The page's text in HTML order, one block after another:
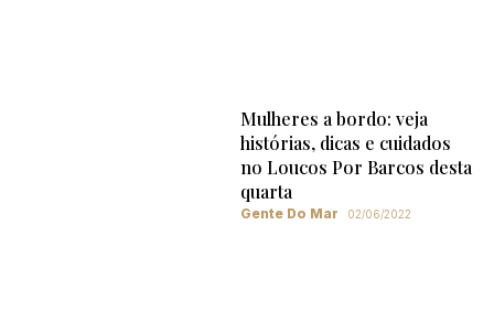
Mulheres a bordo: veja
histórias, dicas e cuidados
no Loucos Por Barcos desta
quarta
Gente Do Mar 02/06/2022